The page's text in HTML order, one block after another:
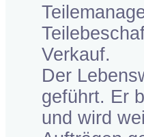
Verkauf.
Der
geführt. Er
und wird